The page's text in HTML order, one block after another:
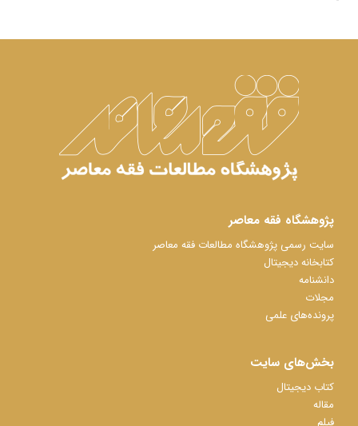
پژوهشگاه فقه معاصر
سایت رسمی پژوهشگاه مطالعات فقه معاصر
کتابخانه دیجیتال
دانشنامه
مجلات
پرونده‌های علمی
بخش‌های سایت
کتاب دیجیتال
مقاله